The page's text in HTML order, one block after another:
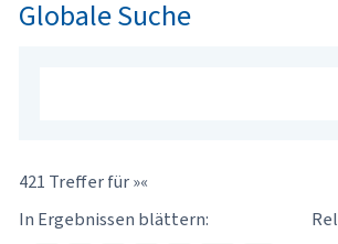
Globale Suche
421 Treffer für »«
In Ergebnissen blättern: